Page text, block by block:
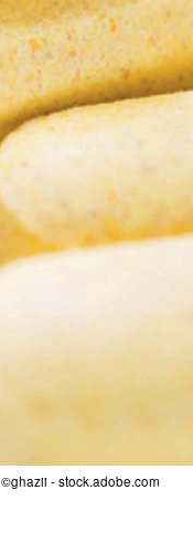
©ghazii - stock.adobe.com